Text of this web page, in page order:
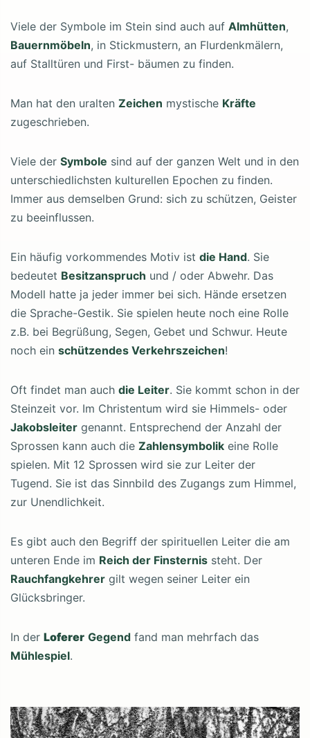
Viele der Symbole im Stein sind auch auf Almhütten,
Bauernmöbeln, in Stickmustern, an Flurdenkmälern,
auf Stalltüren und First- bäumen zu finden.
Man hat den uralten Zeichen mystische Kräfte
zugeschrieben.
Viele der Symbole sind auf der ganzen Welt und in den
unterschiedlichsten kulturellen Epochen zu finden.
Immer aus demselben Grund: sich zu schützen, Geister
zu beeinflussen.
Ein häufig vorkommendes Motiv ist die Hand. Sie
bedeutet Besitzanspruch und / oder Abwehr. Das
Modell hatte ja jeder immer bei sich. Hände ersetzen
die Sprache-Gestik. Sie spielen heute noch eine Rolle
z.B. bei Begrüßung, Segen, Gebet und Schwur. Heute
noch ein schützendes Verkehrszeichen!
Oft findet man auch die Leiter. Sie kommt schon in der
Steinzeit vor. Im Christentum wird sie Himmels- oder
Jakobsleiter genannt. Entsprechend der Anzahl der
Sprossen kann auch die Zahlensymbolik eine Rolle
spielen. Mit 12 Sprossen wird sie zur Leiter der
Tugend. Sie ist das Sinnbild des Zugangs zum Himmel,
zur Unendlichkeit.
Es gibt auch den Begriff der spirituellen Leiter die am
unteren Ende im Reich der Finsternis steht. Der
Rauchfangkehrer gilt wegen seiner Leiter ein
Glücksbringer.
In der Loferer Gegend fand man mehrfach das
Mühlespiel.